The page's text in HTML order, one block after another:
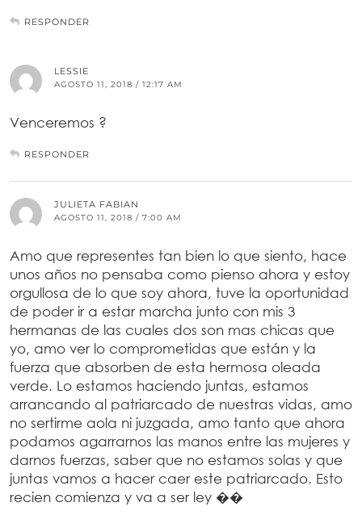
RESPONDER
LESSIE
AGOSTO 11, 2018 / 12:17 AM
Venceremos ?
RESPONDER
JULIETA FABIAN
AGOSTO 11, 2018 / 7:00 AM
Amo que representes tan bien lo que siento, hace
unos años no pensaba como pienso ahora y estoy
orgullosa de lo que soy ahora, tuve la oportunidad
de poder ir a estar marcha junto con mis 3
hermanas de las cuales dos son mas chicas que
yo, amo ver lo comprometidas que están y la
fuerza que absorben de esta hermosa oleada
verde. Lo estamos haciendo juntas, estamos
arrancando al patriarcado de nuestras vidas, amo
no sertirme aola ni juzgada, amo tanto que ahora
podamos agarrarnos las manos entre las mujeres y
darnos fuerzas, saber que no estamos solas y que
juntas vamos a hacer caer este patriarcado. Esto
recien comienza y va a ser ley ��